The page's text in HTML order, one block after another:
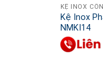
KỆ INOX
Kệ Inox
NMKI14